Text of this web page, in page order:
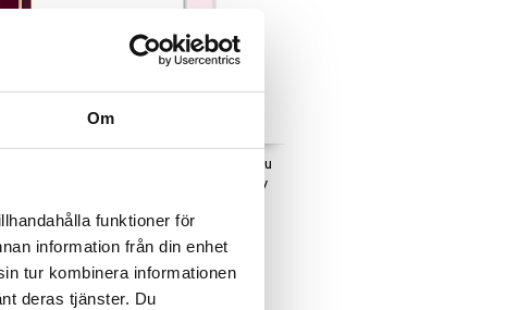
Om
funktioner för
information från din enhet
tur kombinera informationen
deras tjänster. Du
Jimmy Choo L'Eau - Eau
de toilette (Edt) Spray
339